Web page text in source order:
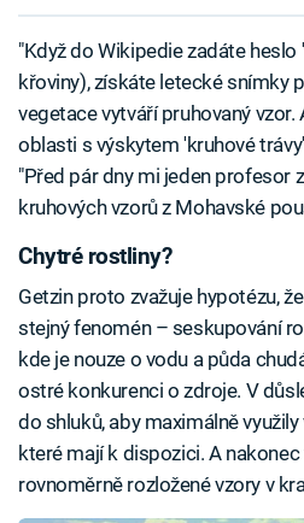
"Když do Wikipedie zadáte
křoviny), získáte letecké snímky
vegetace vytváří pruhovaný
oblasti s výskytem 'kruhové
"Před pár dny mi jeden profesor
kruhových vzorů z Mohavské
Chytré rostliny?
Getzin proto zvažuje hypotézu,
stejný fenomén – seskupování
kde je nouze o vodu a půda
ostré konkurenci o zdroje. V
do shluků, aby maximálně
které mají k dispozici. A
rovnoměrně rozložené vzory v